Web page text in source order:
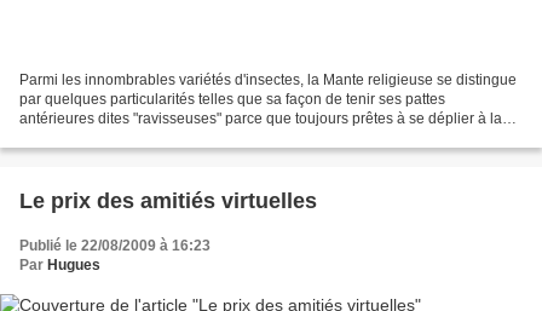
Parmi les innombrables variétés d'insectes, la Mante religieuse se distingue
par quelques particularités telles que sa façon de tenir ses pattes
antérieures dites "ravisseuses" parce que toujours prêtes à se déplier à la
Le prix des amitiés virtuelles
Publié le 22/08/2009 à 16:23
Par Hugues